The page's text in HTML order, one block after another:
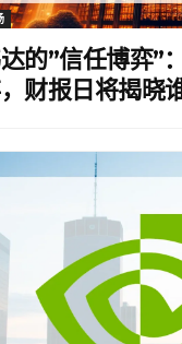
的”信任博弈”
财报日将揭晓